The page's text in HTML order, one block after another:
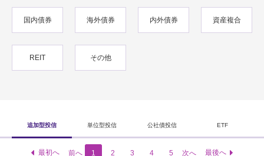
国内債券 海外債券 内外債券 資産複合
REIT その他
追加型投信 単位型投信 公社債投信 ETF
最初へ 前へ 1 2 3 4 5 次へ 最後へ